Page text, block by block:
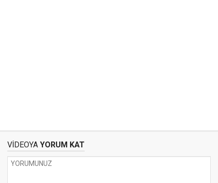
VİDEOYA YORUM KAT